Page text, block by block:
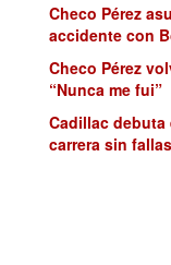
Checo Pérez
accidente con
Checo Pérez
“Nunca me fui”
Cadillac debuta
carrera sin